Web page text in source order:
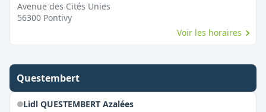
Avenue des Cités Unies
56300 Pontivy
Voir les horaires
Questembert
Lidl QUESTEMBERT Azalées